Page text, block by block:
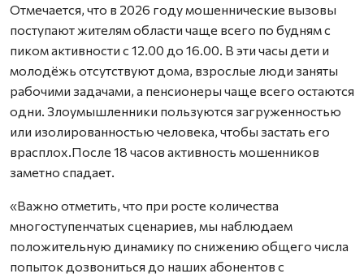
Отмечается, что в 2026 году мошеннические вызовы
поступают жителям области чаще всего по будням с
пиком активности с 12.00 до 16.00. В эти часы дети и
молодёжь отсутствуют дома, взрослые люди заняты
рабочими задачами, а пенсионеры чаще всего остаются
одни. Злоумышленники пользуются загруженностью
или изолированностью человека, чтобы застать его
врасплох.После 18 часов активность мошенников
заметно спадает.
«Важно отметить, что при росте количества
многоступенчатых сценариев, мы наблюдаем
положительную динамику по снижению общего числа
попыток дозвониться до наших абонентов с